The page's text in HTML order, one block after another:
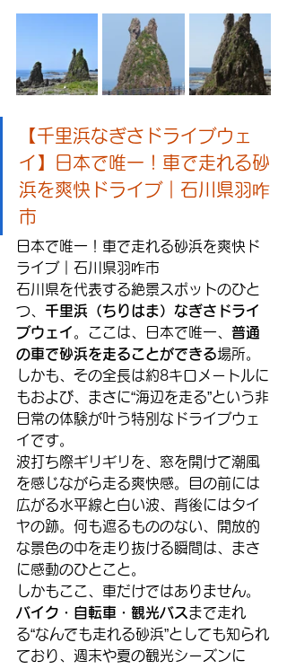
【千里浜なぎさドライブウェ
イ】日本で唯一！車で走れる砂
浜を爽快ドライブ｜石川県羽咋
市
日本で唯一！車で走れる砂浜を爽快ド
ライブ｜石川県羽咋市
石川県を代表する絶景スポットのひと
つ、 千里浜（ちりはま）なぎさドライ
ブウェイ 。ここは、日本で唯一、 普通
の車で砂浜を走ることができる場所。
しかも、その全長は約8キロメートルに
もおよび、まさに“海辺を走る”という非
日常の体験が叶う特別なドライブウェ
イです。
波打ち際ギリギリを、窓を開けて潮風
を感じながら走る爽快感。目の前には
広がる水平線と白い波、背後にはタイ
ヤの跡。何も遮るもののない、開放的
な景色の中を走り抜ける瞬間は、まさ
に感動のひとこと。
しかもここ、車だけではありません。
バイク・自転車・観光バスまで走れ
る“なんでも走れる砂浜”としても知られ
ており、週末や夏の観光シーズンに